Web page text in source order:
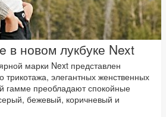
в новом лукбуке Next
марки Next представлен
элегантных женственных
гамме преобладают спокойные
бежевый, коричневый и